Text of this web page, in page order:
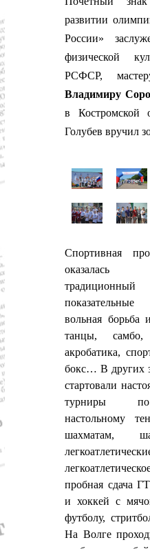
развитии
России»
физической
РСФСР,
Владимиру
в Костромской
Голубев вручил
Спортивная
оказалась
вольная
танцы,
акробатика,
бокс… В других
стартовали
турниры по
настольному
шахматам,
пробная сдача
и хоккей с
футболу,
На Волге